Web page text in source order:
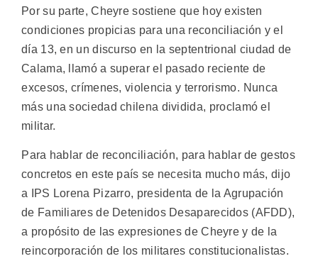
Por su parte, Cheyre sostiene que hoy existen
condiciones propicias para una reconciliación y el
día 13, en un discurso en la septentrional ciudad de
Calama, llamó a superar el pasado reciente de
excesos, crímenes, violencia y terrorismo. Nunca
más una sociedad chilena dividida, proclamó el
militar.
Para hablar de reconciliación, para hablar de gestos
concretos en este país se necesita mucho más, dijo
a IPS Lorena Pizarro, presidenta de la Agrupación
de Familiares de Detenidos Desaparecidos (AFDD),
a propósito de las expresiones de Cheyre y de la
reincorporación de los militares constitucionalistas.